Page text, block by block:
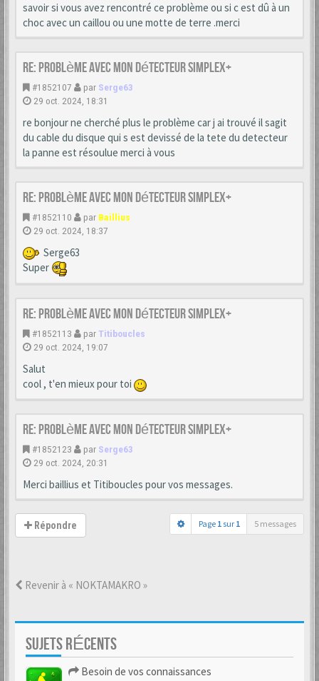
savoir si vous avez rencontré ce problème ou si c est dû à un
choc avec un caillou ou une motte de terre .merci
Re: Problème avec mon détecteur simplex+
#1852107 par Serge63
29 oct. 2024, 18:31
re bonjour ne cherché plus le problème car j ai trouvé il sagit
du cable du disque qui s est devissé de la tete du detecteur
la panne est résoulue merci à vous
Re: Problème avec mon détecteur simplex+
#1852110 par Baillius
29 oct. 2024, 18:37
Serge63
Super
Re: Problème avec mon détecteur simplex+
#1852113 parTitiboucles
29 oct. 2024, 19:07
Salut
cool , t'en mieux pour toi
Re: Problème avec mon détecteur simplex+
#1852123 par Serge63
29 oct. 2024, 20:31
Merci baillius et Titiboucles pour vos messages.
Répondre Page 1 sur 1 5 messages
Revenir à « NOKTAMAKRO »
SUJETS RÉCENTS
Besoin de vos connaissances